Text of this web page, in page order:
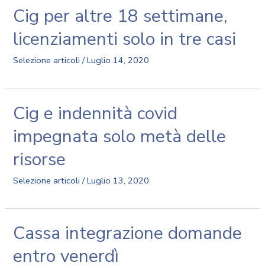
Cig per altre 18 settimane,
licenziamenti solo in tre casi
Selezione articoli /Luglio 14, 2020
Cig e indennità covid
impegnata solo metà delle
risorse
Selezione articoli /Luglio 13, 2020
Cassa integrazione domande
entro venerdì